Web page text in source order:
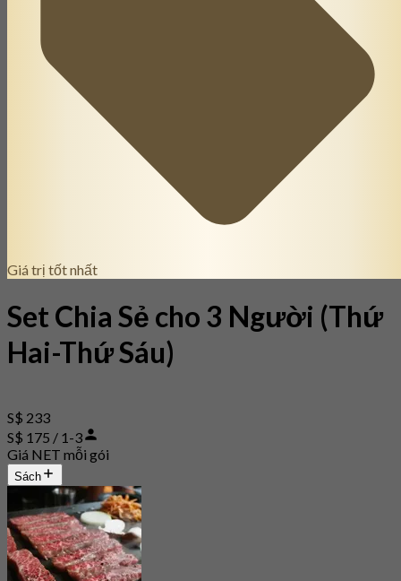
Giá trị tốt nhất
Set Chia Sẻ cho 3 Người (Thứ
Hai-Thứ Sáu)
S$ 233
S$ 175 / 1-3
Giá NET mỗi gói
Sách